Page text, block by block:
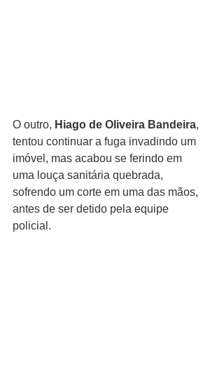
O outro, Hiago de Oliveira Bandeira,
tentou continuar a fuga invadindo um
imóvel, mas acabou se ferindo em
uma louça sanitária quebrada,
sofrendo um corte em uma das mãos,
antes de ser detido pela equipe
policial.